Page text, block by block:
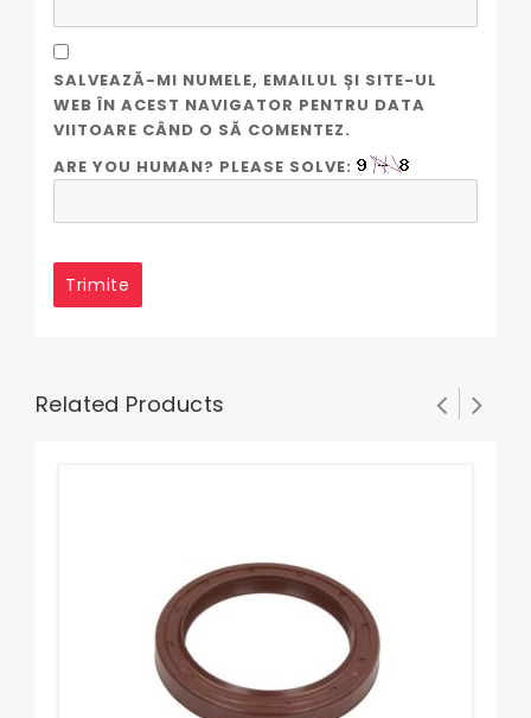
SALVEAZĂ-MI NUMELE, EMAILUL ȘI SITE-UL
WEB ÎN ACEST NAVIGATOR PENTRU DATA
VIITOARE CÂND O SĂ COMENTEZ.
ARE YOU HUMAN? PLEASE SOLVE:
Related Products